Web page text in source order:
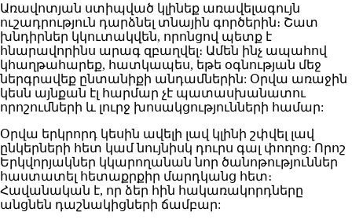
Առավոտյան ստիպված կլինեք առավելագույն
ուշադրություն դարձնել տնային գործերին։ Շատ
խնդիրներ կկուտակվեն, որոնցով պետք է
հնարավորինս արագ զբաղվել։ Ամեն ինչ ապահով
կհաղթահարեք, հատկապես, եթե օգնության մեջ
ներգրավեք ընտանիքի անդամներին: Օրվա առաջին
կեսն այնքան էլ հարմար չէ պատասխանատու
որոշումների և լուրջ խոսակցությունների համար:
Օրվա երկրորդ կեսին ավելի լավ կլինի շփվել լավ
ընկերների հետ կամ նույնիսկ դուրս գալ փողոց: Որոշ
Երկվորյակներ կկարողանան նոր ծանոթություններ
հաստատել հետաքրքիր մարդկանց հետ։
Հավանական է, որ ձեր հին հակառակորդները
անցնեն դաշնակիցների ճամբար: